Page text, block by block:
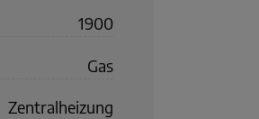
1900
Gas
Zentralheizung